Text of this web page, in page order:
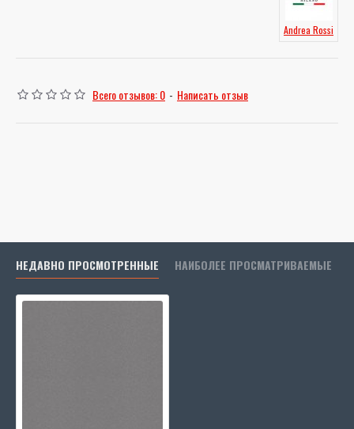
Andrea Rossi
Всего отзывов: 0 - Написать отзыв
НЕДАВНО ПРОСМОТРЕННЫЕ НАИБОЛЕЕ ПРОСМАТРИВАЕМЫЕ